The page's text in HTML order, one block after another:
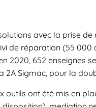
avec la prise de
de réparation (55 000
2020, 652 enseignes
2A Sigmac, pour la
outils ont été mis en